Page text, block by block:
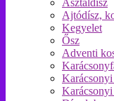
Ajtódísz,
Kegyelet
Ősz
Adventi